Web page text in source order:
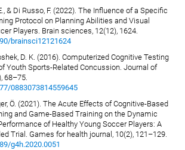
& Di Russo, F. (2022). The Influence of a Specific
Protocol on Planning Abilities and Visual
Players. Brain sciences, 12(12), 1624.
brainsci12121624
D. K. (2016). Computerized Cognitive Testing
Youth Sports-Related Concussion. Journal of
68–75.
0883073814559645
Ö. (2021). The Acute Effects of Cognitive-Based
and Game-Based Training on the Dynamic
of Healthy Young Soccer Players: A
Trial. Games for health journal, 10(2), 121–129.
g4h.2020.0051